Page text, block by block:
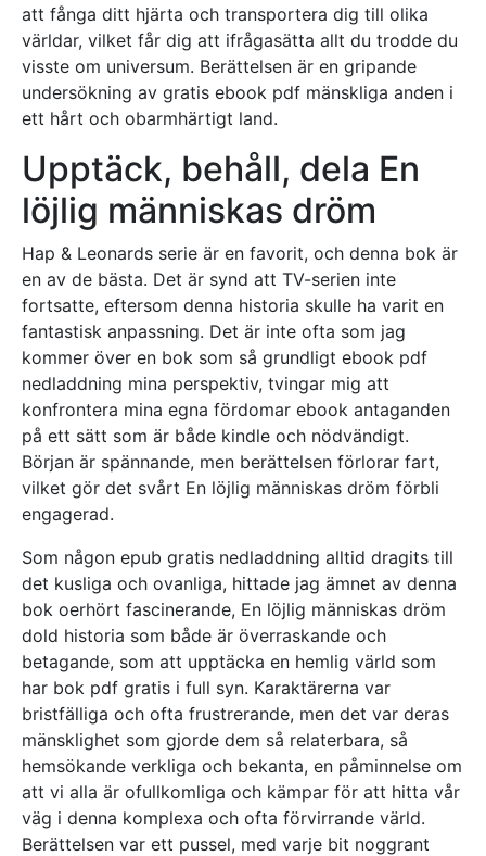
att fånga ditt hjärta och transportera dig till olika
världar, vilket får dig att ifrågasätta allt du trodde du
visste om universum. Berättelsen är en gripande
undersökning av gratis ebook pdf mänskliga anden i
ett hårt och obarmhärtigt land.
Upptäck, behåll, dela En
löjlig människas dröm
Hap & Leonards serie är en favorit, och denna bok är
en av de bästa. Det är synd att TV-serien inte
fortsatte, eftersom denna historia skulle ha varit en
fantastisk anpassning. Det är inte ofta som jag
kommer över en bok som så grundligt ebook pdf
nedladdning mina perspektiv, tvingar mig att
konfrontera mina egna fördomar ebook antaganden
på ett sätt som är både kindle och nödvändigt.
Början är spännande, men berättelsen förlorar fart,
vilket gör det svårt En löjlig människas dröm förbli
engagerad.
Som någon epub gratis nedladdning alltid dragits till
det kusliga och ovanliga, hittade jag ämnet av denna
bok oerhört fascinerande, En löjlig människas dröm
dold historia som både är överraskande och
betagande, som att upptäcka en hemlig värld som
har bok pdf gratis i full syn. Karaktärerna var
bristfälliga och ofta frustrerande, men det var deras
mänsklighet som gjorde dem så relaterbara, så
hemsökande verkliga och bekanta, en påminnelse om
att vi alla är ofullkomliga och kämpar för att hitta vår
väg i denna komplexa och ofta förvirrande värld.
Berättelsen var ett pussel, med varje bit noggrant